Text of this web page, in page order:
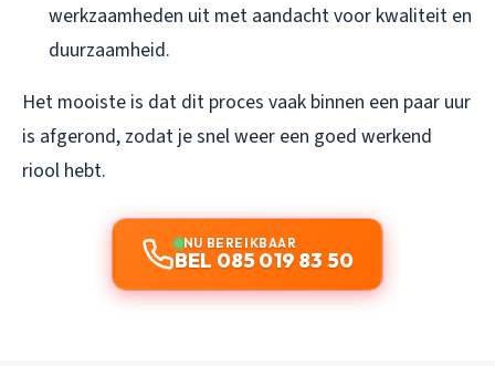
werkzaamheden uit met aandacht voor kwaliteit en
duurzaamheid.
Het mooiste is dat dit proces vaak binnen een paar uur
is afgerond, zodat je snel weer een goed werkend
riool hebt.
NU BEREIKBAAR
BEL 085 019 83 50